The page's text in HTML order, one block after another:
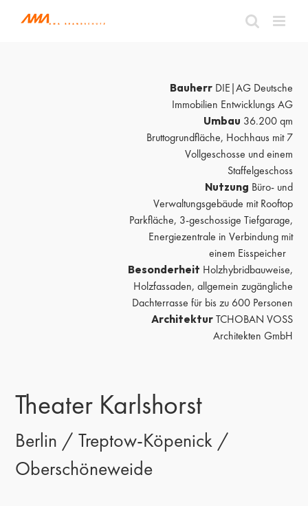
Inhalt
BauherrDIE|AG Deutsche
Immobilien Entwicklungs AG
Umbau 36.200 qm
Bruttogrundfläche, Hochhaus mit 7
Vollgeschosse und einem
Staffelgeschoss
Nutzung Büro- und
Verwaltungsgebäude mit Rooftop
Parkfläche, 3-geschossige Tiefgarage,
Energiezentrale in Verbindung mit
einem Eisspeicher
Besonderheit Holzhybridbauweise,
Holzfassaden, allgemein zugängliche
Dachterrasse für bis zu 600 Personen
ArchitekturTCHOBAN VOSS
Architekten GmbH
Theater Karlshorst
Berlin / Treptow-Köpenick /
Oberschöneweide